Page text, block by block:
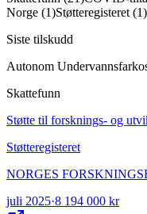
Norge (1)Støtteregisteret (1)
Siste tilskudd
Autonom
Skattefunn
Støtte til forsknings- og
Støtteregisteret
NORGES
juli 2025·8 194 000 kr